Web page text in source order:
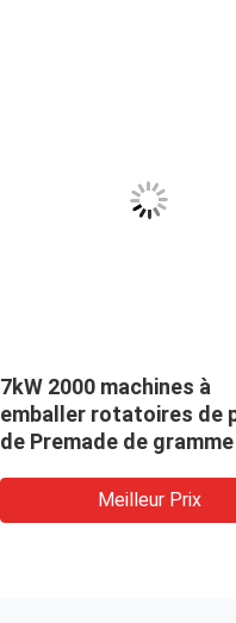
7kW 2000 machines à
emballer rotatoires de
de Premade de
Meilleur Prix